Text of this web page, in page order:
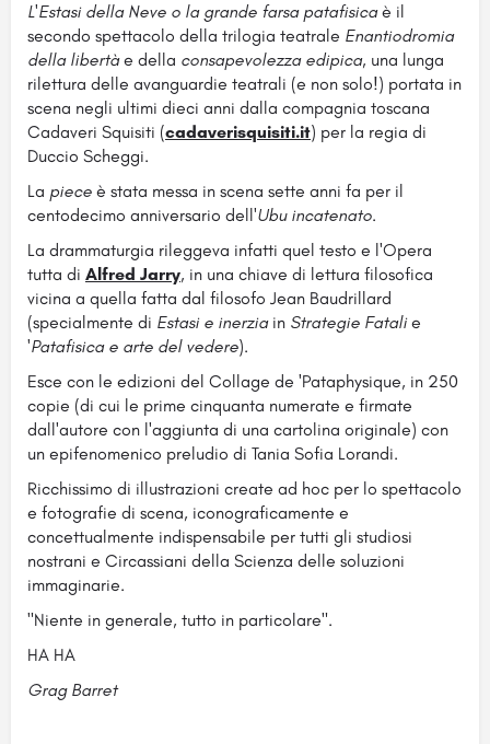
L'Estasi della Neve o la grande farsa patafisicaè il
secondo spettacolo della trilogia teatrale Enantiodromia
della libertàe della consapevolezza edipica, una lunga
rilettura delle avanguardie teatrali (e non solo!) portata in
scena negli ultimi dieci anni dalla compagnia toscana
Cadaveri Squisiti (cadaverisquisiti.it) per la regia di
Duccio Scheggi.
La piece è stata messa in scena sette anni fa per il
centodecimo anniversario dell'Ubu incatenato.
La drammaturgia rileggeva infatti quel testo e l'Opera
tutta di Alfred Jarry, in una chiave di lettura filosofica
vicina a quella fatta dal filosofo Jean Baudrillard
(specialmente di Estasi e inerziain Strategie Fatalie
'Patafisica e arte del vedere).
Esce con le edizioni del Collage de 'Pataphysique, in 250
copie (di cui le prime cinquanta numerate e firmate
dall'autore con l'aggiunta di una cartolina originale) con
un epifenomenico preludio di Tania Sofia Lorandi.
Ricchissimo di illustrazioni create ad hoc per lo spettacolo
e fotografie di scena, iconograficamente e
concettualmente indispensabile per tutti gli studiosi
nostrani e Circassiani della Scienza delle soluzioni
immaginarie.
"Niente in generale, tutto in particolare".
HA HA
Grag Barret